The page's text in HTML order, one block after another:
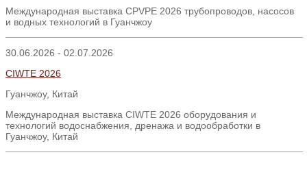
Международная выставка CPVPE 2026 трубопроводов, насосов
и водных технологий в Гуанчжоу
30.06.2026 - 02.07.2026
CIWTE 2026
Гуанчжоу, Китай
Международная выставка CIWTE 2026 оборудования и
технологий водоснабжения, дренажа и водообработки в
Гуанчжоу, Китай